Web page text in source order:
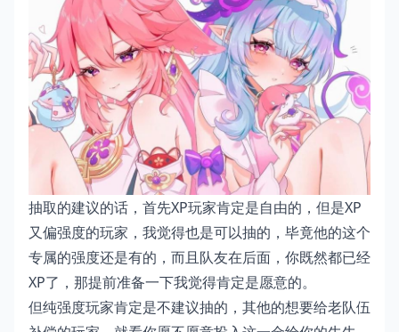
抽取的建议的话，首先XP玩家肯定是自由的，但是XP
又偏强度的玩家，我觉得也是可以抽的，毕竟他的这个
专属的强度还是有的，而且队友在后面，你既然都已经
XP了，那提前准备一下我觉得肯定是愿意的。
但纯强度玩家肯定是不建议抽的，其他的想要给老队伍